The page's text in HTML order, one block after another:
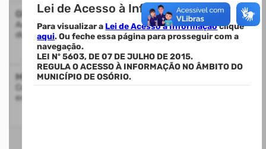
Lei de Acesso à Informação.
Para visualizar a Lei de Acesso à Informaçãoclique
aqui. Ou feche essa página para prosseguir com a
navegação.
LEI Nº 5603, DE 07 DE JULHO DE 2015.
REGULA O ACESSO À INFORMAÇÃO NO ÂMBITO DO
MUNICÍPIO DE OSÓRIO.
Glossário
Auxilia na compreensão de termos utilizados nas informações
disponibilizadas.
Mapa do Site
Consulte a estrutura do Portal da Transparência com a
exibição de todos os itens disponíveis